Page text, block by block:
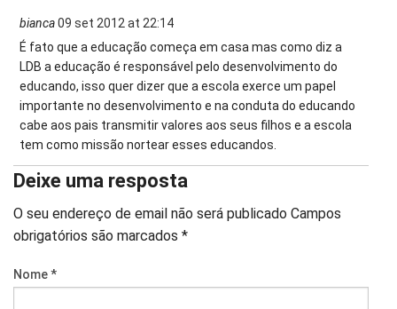
bianca09 set 2012 at 22:14
É fato que a educação começa em casa mas como diz a
LDB a educação é responsável pelo desenvolvimento do
educando, isso quer dizer que a escola exerce um papel
importante no desenvolvimento e na conduta do educando
cabe aos pais transmitir valores aos seus filhos e a escola
tem como missão nortear esses educandos.
Deixe uma resposta
O seu endereço de email não será publicado Campos
obrigatórios são marcados *
Nome*